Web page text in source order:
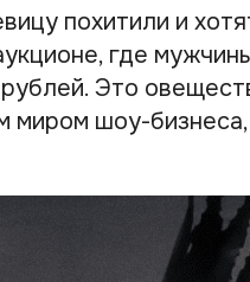
похитили и
где
Это
миром шоу-